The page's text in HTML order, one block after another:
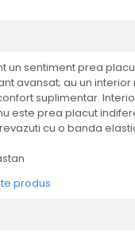
un sentiment prea
avansat; au un
suplimentar.
este prea placut
cu o banda
produs